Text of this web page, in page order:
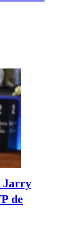
Jarry
de